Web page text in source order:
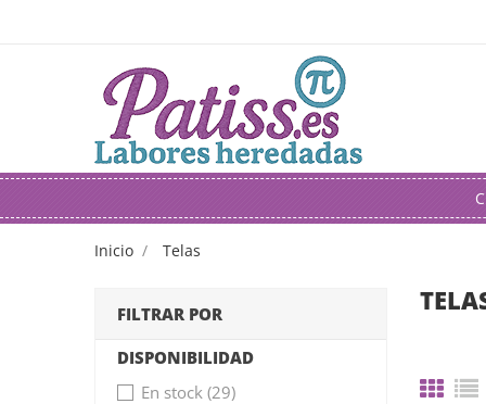
Inicio Telas
FILTRAR POR
DISPONIBILIDAD
En stock (29)